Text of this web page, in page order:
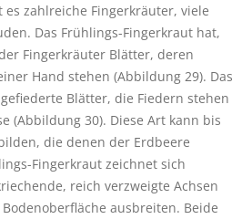
zahlreiche Fingerkräuter, viele
Das Frühlings-Fingerkraut hat,
Fingerkräuter Blätter, deren
Hand stehen (Abbildung 29). Das
Blätter, die Fiedern stehen
(Abbildung 30). Diese Art kann bis
die denen der Erdbeere
Fingerkraut zeichnet sich
reich verzweigte Achsen
ausbreiten. Beide